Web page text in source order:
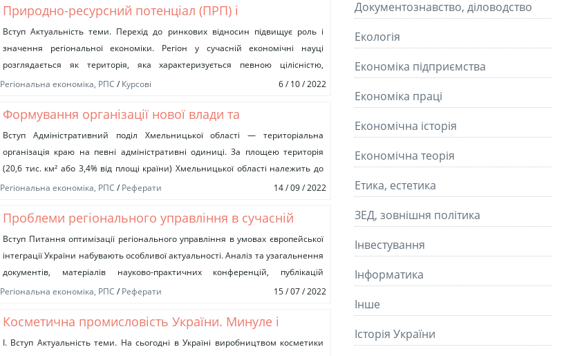
Природно-ресурсний потенціал (ПРП) і
регіональний розвиток та розміщення
продуктивних сил
Вступ Актуальність теми. Перехід до ринкових відносин підвищує роль і
значення регіональної економіки. Регіон у сучасній економічні науці
розглядається як територія, яка характеризується певною цілісністю,
взаємопов’язаністю її складових елементів...
Регіональна економіка, РПС /Курсові 6 / 10 / 2022
Формування організації нової влади та
адміністративно-територіального устрою
Хмельниччини
Вступ Адміністративний поділ Хмельницької області — територіальна
організація краю на певні адміністративні одиниці. За площею територія
(20,6 тис. км² або 3,4% від площі країни) Хмельницької області належить до
невеликих...
Регіональна економіка, РПС /Реферати 14 / 09 / 2022
Проблеми регіонального управління в сучасній
Україні
Вступ Питання оптимізації регіонального управління в умовах європейської
інтеграції України набувають особливої актуальності. Аналіз та узагальнення
документів, матеріалів науково-практичних конференцій, публікацій
українських і зарубіжних авторів дозволяє виділити такі основні...
Регіональна економіка, РПС /Реферати 15 / 07 / 2022
Косметична промисловість України. Минуле і
майбутнє
І. Вступ Актуальність теми. На сьогодні в Україні виробництвом косметики
Документознавство, діловодство
Екологія
Економіка підприємства
Економіка праці
Економічна історія
Економічна теорія
Етика, естетика
ЗЕД, зовнішня політика
Інвестування
Інформатика
Інше
Історія України